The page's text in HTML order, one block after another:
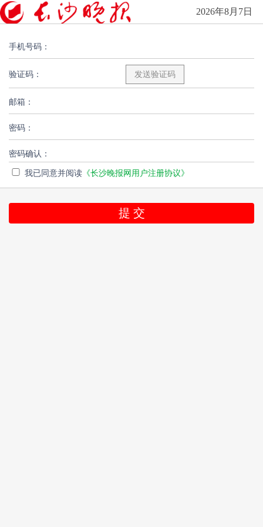
2026年8月7日
手机号码：
验证码：
邮箱：
密码：
密码确认：
我已同意并阅读 《长沙晚报网用户注册协议》
提 交